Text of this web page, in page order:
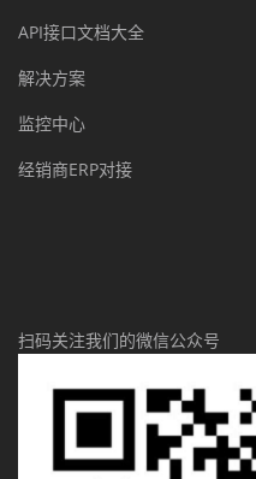
API接口文档大全
解决方案
监控中心
经销商ERP对接
扫码关注我们的微信公众号